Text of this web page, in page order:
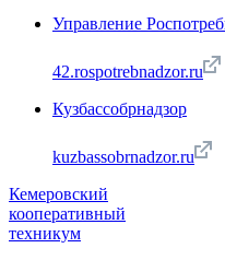
Управление
42.rospotrebnadzor.ru
Кузбассобрнадзор
kuzbassobrnadzor.ru
Кемеровский
кооперативный
техникум